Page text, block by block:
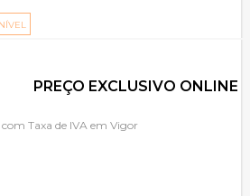
PREÇO EXCLUSIVO ONLINE
com Taxa de IVA em Vigor